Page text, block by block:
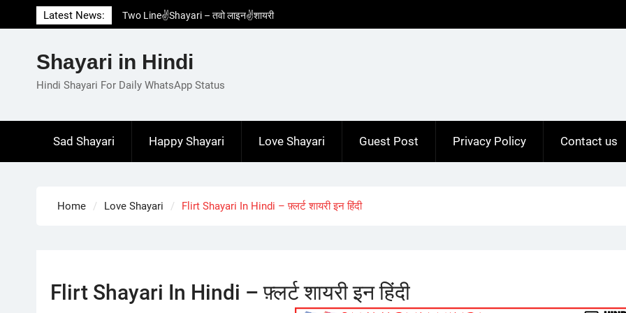
to
Latest News:
Two Line✌️Shayari – तवो लाइन✌️शायरी
Love😓Lines In Hindi – लव😓लाइन्स इन हिंदी
Love🥳Poetry In Hindi – लव🥳पोएट्री इन हिंदी
1 Line☝️Shayari In Hindi – १ लाइन☝️शायरी इन
Shayari in Hindi
Hindi Shayari For Daily WhatsApp Status
Sad Shayari Happy Shayari Love Shayari Guest Post Privacy Policy Contact us
Home Love Shayari Flirt Shayari In Hindi – फ़्लर्ट शायरी इन हिंदी
Flirt Shayari In Hindi – फ़्लर्ट शायरी इन हिंदी